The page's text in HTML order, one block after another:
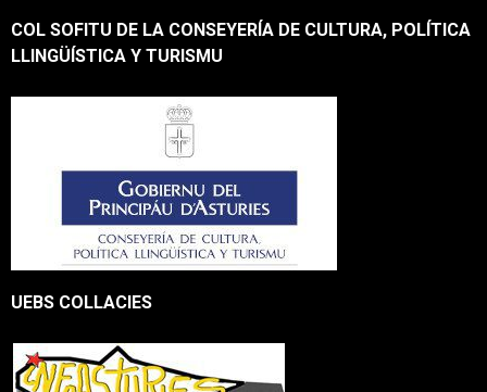
COL SOFITU DE LA CONSEYERÍA DE CULTURA, POLÍTICA
LLINGÜÍSTICA Y TURISMU
UEBS COLLACIES